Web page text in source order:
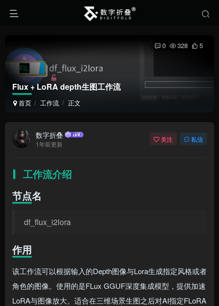
Flux + LoRA depth生图工作流
首页 工作流 正文
0 328 5
数字折叠
1年前更新
关注 私信
工作流介绍
节点名
df_flux_i2lora
作用
该工作流可以根据输入的Depth图像与Lora生成指定风格或者
角色的图像。使用的是FLux GGUF深度集成模型，提供加速
LoRA与图像放大。适合在三维场景生图之后对AI指定FLoRA